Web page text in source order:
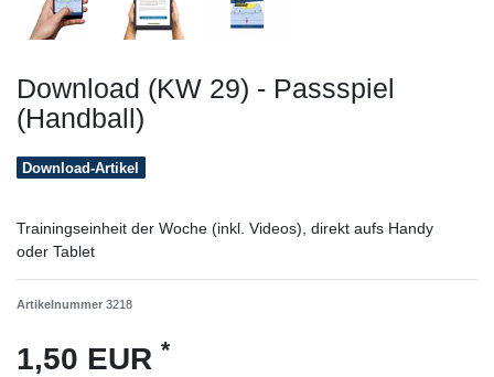
Download (KW 29) - Passspiel
(Handball)
Download-Artikel
Trainingseinheit der Woche (inkl. Videos), direkt aufs Handy
oder Tablet
Artikelnummer 3218
1,50 EUR *